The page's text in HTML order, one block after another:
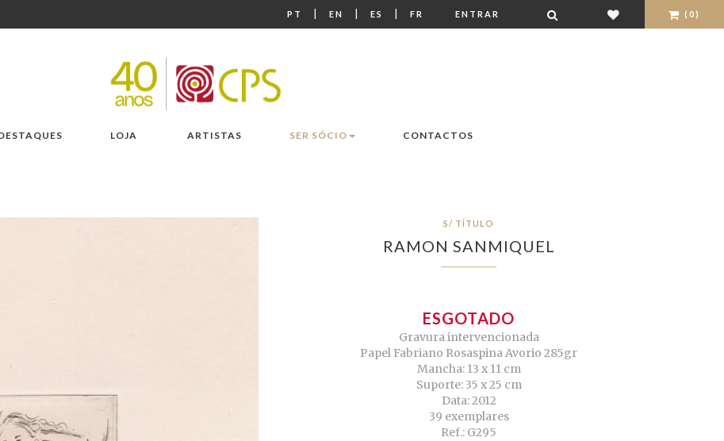
PT | EN | ES | FR ENTRAR (0)
LOJA ARTISTAS SER SÓCIO CONTACTOS
S/ TÍTULO
RAMON SANMIQUEL
ESGOTADO
Gravura intervencionada
Papel Fabriano Rosaspina Avorio 285gr
Mancha: 13 x 11 cm
Suporte: 35 x 25 cm
Data: 2012
39 exemplares
Ref.: G295